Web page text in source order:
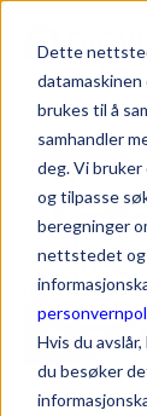
Dette
datamaskinen
brukes til å
samhandler
deg. Vi
og tilpasse
beregninger
nettstedet og
Hvis du
du besøker